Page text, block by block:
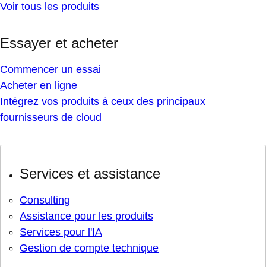
Voir tous les produits
Essayer et acheter
Commencer un essai
Acheter en ligne
Intégrez vos produits à ceux des principaux
fournisseurs de cloud
Services et assistance
Consulting
Assistance pour les produits
Services pour l'IA
Gestion de compte technique